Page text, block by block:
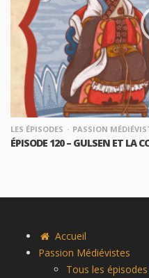
LES ÉPISODES PASSION
ÉPISODE 120 – GULSEN ET LA
Accueil
Passion Médiévistes
Tous les